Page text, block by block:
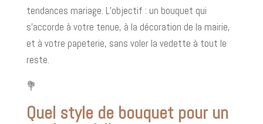
tendances mariage. L’objectif : un bouquet qui
s’accorde à votre tenue, à la décoration de la mairie,
et à votre papeterie, sans voler la vedette à tout le
reste.
💐
Quel style de bouquet pour un